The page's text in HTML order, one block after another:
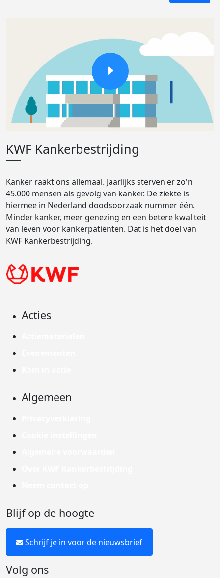
KWF Kankerbestrijding
Kanker raakt ons allemaal. Jaarlijks sterven er zo'n
45.000 mensen als gevolg van kanker. De ziekte is
hiermee in Nederland doodsoorzaak nummer één.
Minder kanker, meer genezing en een betere kwaliteit
van leven voor kankerpatiënten. Dat is het doel van
KWF Kankerbestrijding.
Acties
Algemeen
Blijf op de hoogte
Schrijf je in voor de nieuwsbrief
Volg ons